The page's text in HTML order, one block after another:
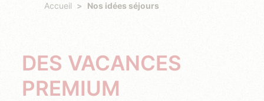
Accueil Nos idées séjours
DES VACANCES
PREMIUM